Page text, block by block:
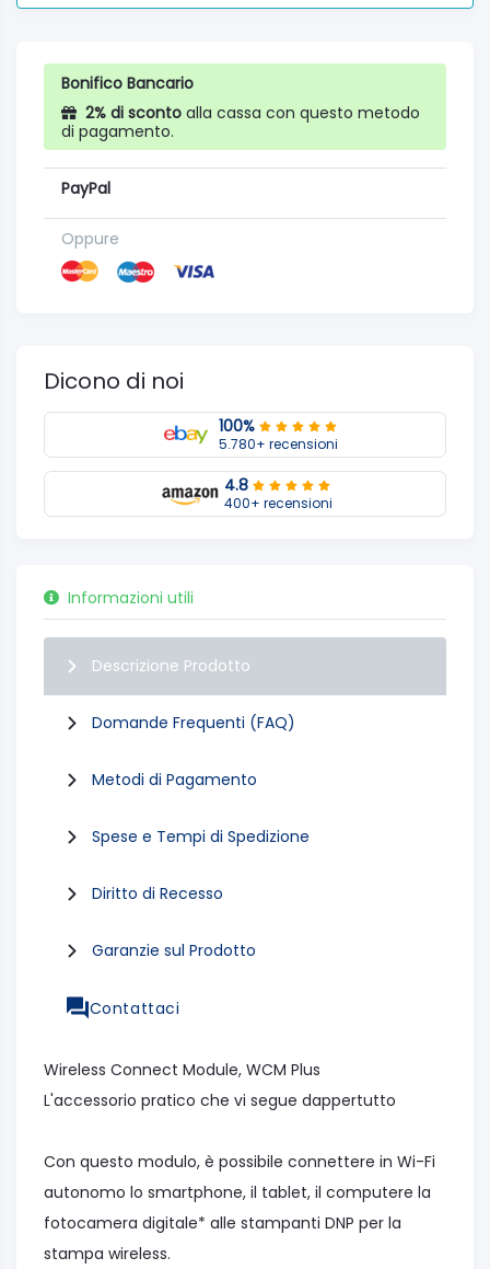
Bonifico Bancario
2% di sconto alla cassa con questo metodo
di pagamento.
PayPal
Oppure
Dicono di noi
100%
5.780+ recensioni
4.8
400+ recensioni
Informazioni utili
Descrizione Prodotto
Domande Frequenti (FAQ)
Metodi di Pagamento
Spese e Tempi di Spedizione
Diritto di Recesso
Garanzie sul Prodotto
Contattaci
Wireless Connect Module, WCM Plus
L'accessorio pratico che vi segue dappertutto
Con questo modulo, è possibile connettere in Wi-Fi
autonomo lo smartphone, il tablet, il computere la
fotocamera digitale* alle stampanti DNP per la
stampa wireless.